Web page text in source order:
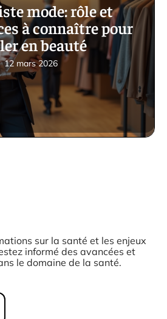
mode: rôle et
à connaître pour
en beauté
12 mars 2026
sur la santé et les enjeux
informé des avancées et
le domaine de la santé.